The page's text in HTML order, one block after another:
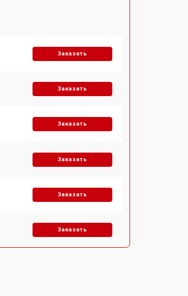
Заказать
Заказать
Заказать
Заказать
Заказать
Заказать